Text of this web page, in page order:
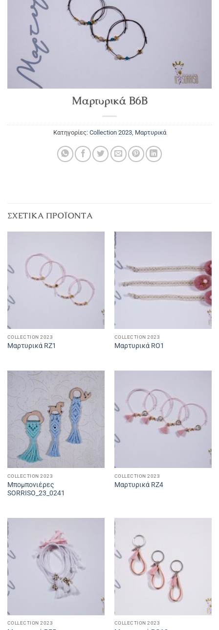
Μαρτυρικά Β6Β
Κατηγορίες: Collection 2023, Μαρτυρικά
ΣΧΕΤΙΚΆ ΠΡΟΪΌΝΤΑ
COLLECTION 2023
Μαρτυρικά RZ1
COLLECTION 2023
Μαρτυρικά RO1
COLLECTION 2023
Μπομπονιέρες
SORRISO_23_0241
COLLECTION 2023
Μαρτυρικά RZ4
COLLECTION 2023 COLLECTION 2023